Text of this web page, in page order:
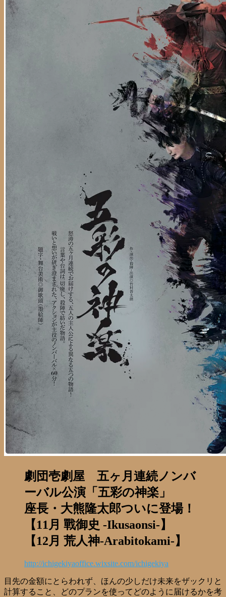
劇団壱劇屋 五ヶ月連続ノンバ
ーバル公演「五彩の神楽」
座長・大熊隆太郎ついに登場！
【11月 戰御史 -Ikusaonsi-】
【12月 荒人神-Arabitokami-】
http://ichigekiyaoffice.wixsite.com/ichigekiya
目先の金額にとらわれず、ほんの少しだけ未来をザックリと
計算すること、どのプランを使ってどのように届けるかを考